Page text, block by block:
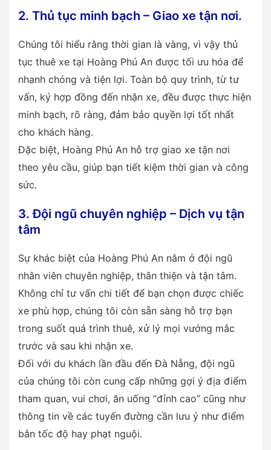
2. Thủ tục minh bạch – Giao xe tận nơi.
Chúng tôi hiểu rằng thời gian là vàng, vì vậy thủ
tục thuê xe tại Hoàng Phú An được tối ưu hóa để
nhanh chóng và tiện lợi. Toàn bộ quy trình, từ tư
vấn, ký hợp đồng đến nhận xe, đều được thực hiện
minh bạch, rõ ràng, đảm bảo quyền lợi tốt nhất
cho khách hàng.
Đặc biệt, Hoàng Phú An hỗ trợ giao xe tận nơi
theo yêu cầu, giúp bạn tiết kiệm thời gian và công
sức.
3. Đội ngũ chuyên nghiệp – Dịch vụ tận
tâm
Sự khác biệt của Hoàng Phú An nằm ở đội ngũ
nhân viên chuyên nghiệp, thân thiện và tận tâm.
Không chỉ tư vấn chi tiết để bạn chọn được chiếc
xe phù hợp, chúng tôi còn sẵn sàng hỗ trợ bạn
trong suốt quá trình thuê, xử lý mọi vướng mắc
trước và sau khi nhận xe.
Đối với du khách lần đầu đến Đà Nẵng, đội ngũ
của chúng tôi còn cung cấp những gợi ý địa điểm
tham quan, vui chơi, ăn uống “đỉnh cao” cũng như
thông tin về các tuyến đường cần lưu ý như điểm
bắn tốc độ hay phạt nguội.